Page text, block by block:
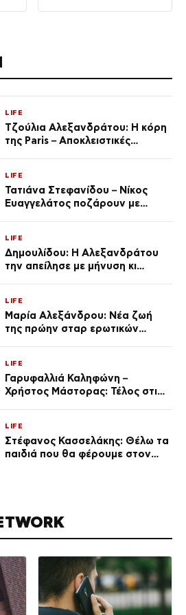
LIFE
Τζούλια Αλεξανδράτου: Η κόρη
της Paris – Αποκλειστικές
LIFE
Τατιάνα Στεφανίδου – Νίκος
Ευαγγελάτος ποζάρουν με
LIFE
Δημουλίδου: Η Αλεξανδράτου
την απείλησε με μήνυση κι
ποια είσαι σοκαρίστικα»
LIFE
Μαρία Αλεξάνδρου: Νέα ζωή
της πρώην σταρ ερωτικών
(Φωτογραφίες)
LIFE
Γαρυφαλλιά Καληφώνη –
Χρήστος Μάστορας: Τέλος στις
LIFE
Στέφανος Κασσελάκης: Θέλω τα
παιδιά που θα φέρουμε στον